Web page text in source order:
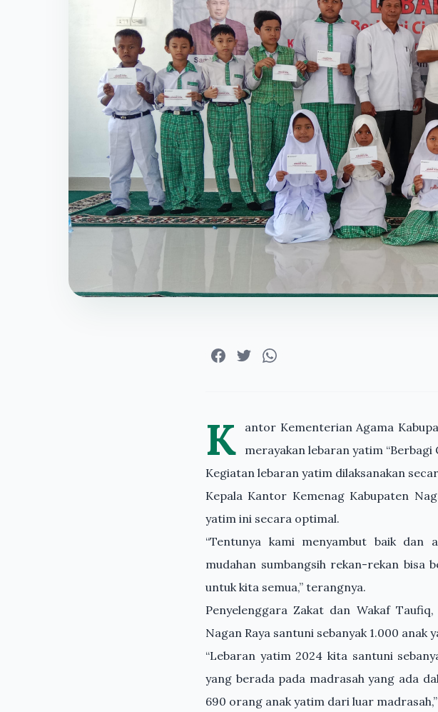
K
antor Kementerian Agama
merayakan lebaran yatim
Kegiatan lebaran yatim dilaksanakan
Kepala Kantor Kemenag Kabupaten
yatim ini secara optimal.
“Tentunya kami menyambut baik
mudahan sumbangsih rekan-rekan bisa
untuk kita semua,” terangnya.
Penyelenggara Zakat dan Wakaf
Nagan Raya santuni sebanyak 1.000 anak
“Lebaran yatim 2024 kita santuni
yang berada pada madrasah yang ada
690 orang anak yatim dari luar